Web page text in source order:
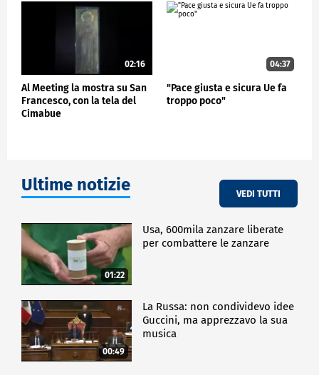
con la sua autorevolezza anche dal punto di vista dei
valori". Ha concluso Vittadini.
02:16
Al Meeting la mostra su San
Francesco, con la tela del
Cimabue
04:37
"Pace giusta e sicura Ue fa
troppo poco"
Ultime notizie VEDI TUTTI
01:22
Usa, 600mila zanzare liberate
per combattere le zanzare
00:49
La Russa: non condividevo idee
Guccini, ma apprezzavo la sua
musica